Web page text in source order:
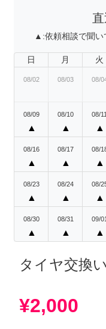
▲:依頼相談で聞
日 月 火
08/02 08/03 08/
08/09
▲
08/10
▲
08/11
▲
08/16
▲
08/17
▲
08/
▲
08/23
▲
08/24
▲
08/
▲
08/30
▲
08/31
▲
09/01
▲
タイヤ交換
¥2,000